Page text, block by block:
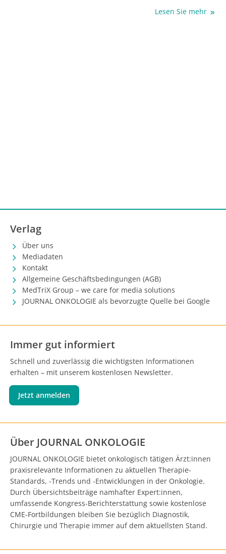
Patient:innen zwischen 15 und 39 Jahren oft durchs
Lesen Sie mehr
Verlag
Über uns
Mediadaten
Kontakt
Allgemeine Geschäftsbedingungen (AGB)
MedTriX Group – we care for media solutions
JOURNAL ONKOLOGIE als bevorzugte Quelle bei Google
Immer gut informiert
Schnell und zuverlässig die wichtigsten Informationen
erhalten – mit unserem kostenlosen Newsletter.
Jetzt anmelden
Über JOURNAL ONKOLOGIE
JOURNAL ONKOLOGIE bietet onkologisch tätigen Ärzt:innen
praxisrelevante Informationen zu aktuellen Therapie-
Standards, -Trends und -Entwicklungen in der Onkologie.
Durch Übersichtsbeiträge namhafter Expert:innen,
umfassende Kongress-Berichterstattung sowie kostenlose
CME-Fortbildungen bleiben Sie bezüglich Diagnostik,
Chirurgie und Therapie immer auf dem aktuellsten Stand.